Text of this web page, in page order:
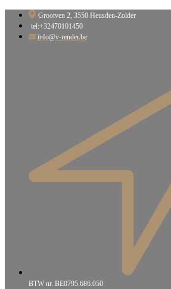
naar
Grootven 2, 3550 Heusden-Zolder​
tel:+32470101450
info@v-render.be
BTW nr. BE0795.686.050